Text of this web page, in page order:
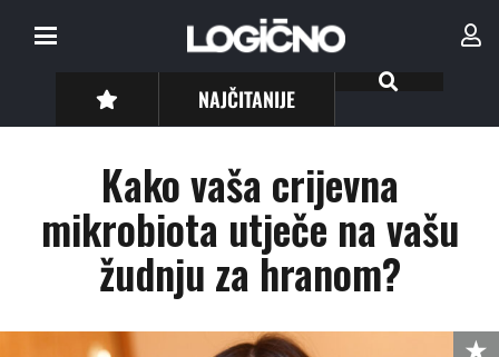
NAJČITANIJE
Kako vaša crijevna
mikrobiota utječe na vašu
žudnju za hranom?